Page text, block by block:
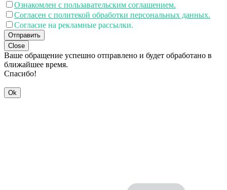
Ознакомлен с пользавательским соглашением.
Согласен с политекой обработки персональных данных.
Согласие на рекламные рассылки.
Отправить
Close
Ваше обращение успешно отправлено и будет обработано в
ближайшее время.
Спасибо!
Ok